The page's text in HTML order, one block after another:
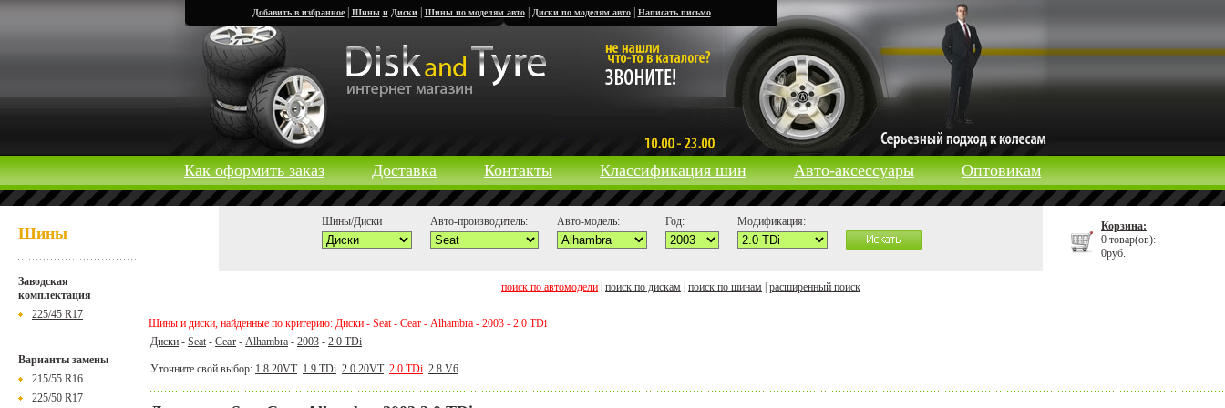
Добавить в избранное| Шины и Диски| Шины по моделям авто| Диски по моделям авто| Написать письмо
Как оформить заказ Доставка Контакты Классификация шин Авто-аксессуары Оптовикам
Корзина:
0 товар(ов):
0руб.
Шины
Заводская
комплектация
225/45 R17
Варианты замены
215/55 R16
225/50 R17
Шины/Диски Авто-производитель: Авто-модель: Год: Модификация:
поиск по автомодели поиск по дискам поиск по шинам расширенный поиск
Шины и диски, найденные по критерию: Диски - Seat - Сеат - Alhambra - 2003 - 2.0 TDi
Диски - Seat - Сеат - Alhambra - 2003 - 2.0 TDi
Уточните свой выбор: 1.8 20VT 1.9 TDi 2.0 20VT 2.0 TDi 2.8 V6